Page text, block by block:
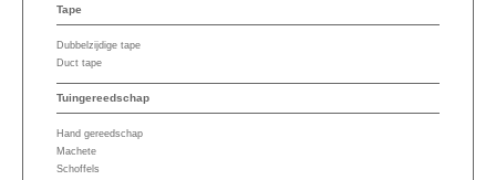
Tape
Dubbelzijdige tape
Duct tape
Tuingereedschap
Hand gereedschap
Machete
Schoffels